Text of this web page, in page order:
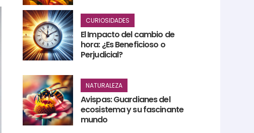
CURIOSIDADES
El Impacto del cambio de
hora: ¿Es Beneficioso o
Perjudicial?
NATURALEZA
Avispas: Guardianes del
ecosistema y su fascinante
mundo